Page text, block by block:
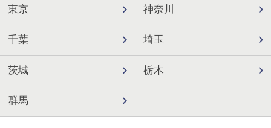
東京 神奈川
千葉 埼玉
茨城 栃木
群馬